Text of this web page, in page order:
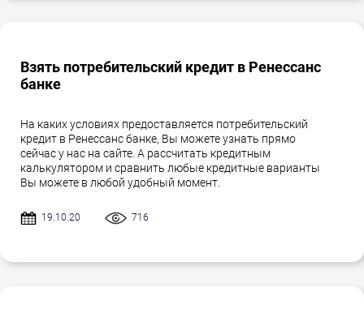
Взять потребительский кредит в Ренессанс
банке
На каких условиях предоставляется потребительский
кредит в Ренессанс банке, Вы можете узнать прямо
сейчас у нас на сайте. А рассчитать кредитным
калькулятором и сравнить любые кредитные варианты
Вы можете в любой удобный момент.
19.10.20 716